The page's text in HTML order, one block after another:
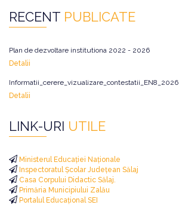
RECENT PUBLICATE
Plan de dezvoltare institutiona 2022 - 2026
Detalii
Informatii_cerere_vizualizare_contestatii_EN8_2026
Detalii
LINK-URI UTILE
Ministerul Educației Naționale
Inspectoratul Școlar Județean Sălaj
Casa Corpului Didactic Sălaj.
Primăria Municipiului Zalău
Portalul Educațional SEI